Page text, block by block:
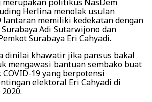
Herlina menolak usulan
lantaran memiliki kedekatan dengan
Surabaya Adi Sutarwijono dan
Surabaya Eri Cahyadi.
dinilai khawatir jika pansus bakal
mengawasi bantuan sembako buat
19 yang berpotensi
elektoral Eri Cahyadi di